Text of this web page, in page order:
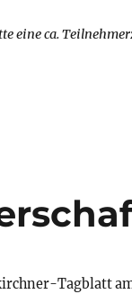
eine ca.
Tagblatt